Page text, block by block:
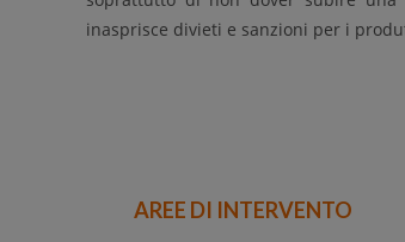
inasprisce divieti e sanzioni per i
AREE DI INTERVENTO